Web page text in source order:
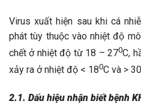
Virus xuất hiện sau khi cá
phát tùy thuộc vào nhiệt độ
chết ở nhiệt độ từ 18 – 270C,
xảy ra ở nhiệt độ < 180C và > 30
2.1. Dấu hiệu nhận biết bệnh